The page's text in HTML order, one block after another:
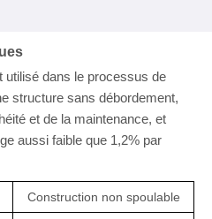
dans le processus de
structure sans débordement,
et de la maintenance, et
aussi faible que 1,2% par
Construction non spoulable